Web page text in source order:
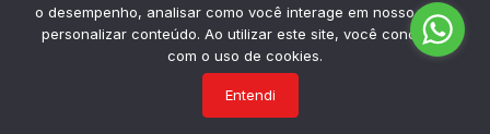
o desempenho, analisar como você interage em nosso site e
personalizar conteúdo. Ao utilizar este site, você concorda
com o uso de cookies.
Entendi